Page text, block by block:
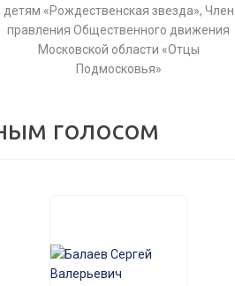
детям «Рождественская звезда», Член
правления Общественного движения
Московской области «Отцы
Подмосковья»
голосом